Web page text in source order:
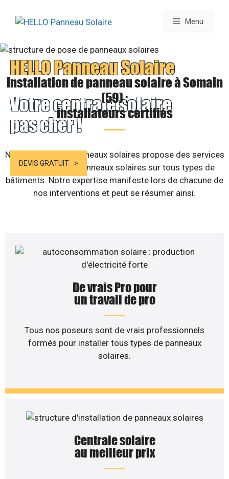
Menu
HELLO Panneau Solaire
Votre centrale solaire
pas cher !
DEVIS GRATUIT
Installation de panneau solaire à Somain
(59) :
installateurs certifiés
Notre société de panneaux solaires propose des services
d’installation de panneaux solaires sur tous types de
bâtiments. Notre expertise manifeste lors de chacune de
nos interventions et peut se résumer ainsi.
De vrais Pro pour
un travail de pro
Tous nos poseurs sont de vrais professionnels
formés pour installer tous types de panneaux
solaires.
Centrale solaire
au meilleur prix